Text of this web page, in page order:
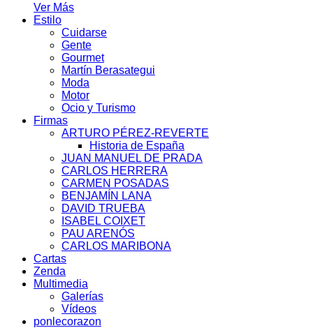
Ver Más
Estilo
Cuidarse
Gente
Gourmet
Martín Berasategui
Moda
Motor
Ocio y Turismo
Firmas
ARTURO PÉREZ-REVERTE
Historia de España
JUAN MANUEL DE PRADA
CARLOS HERRERA
CARMEN POSADAS
BENJAMÍN LANA
DAVID TRUEBA
ISABEL COIXET
PAU ARENÓS
CARLOS MARIBONA
Cartas
Zenda
Multimedia
Galerías
Vídeos
ponlecorazon